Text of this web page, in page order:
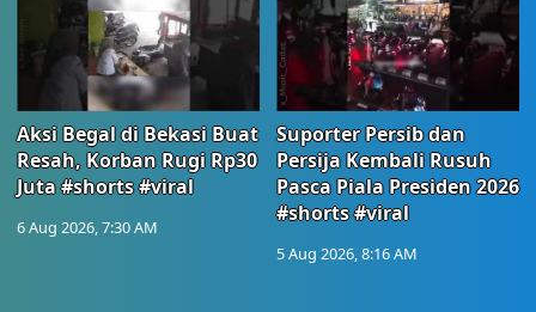
Aksi Begal di Bekasi Buat
Resah, Korban Rugi Rp30
Juta #shorts #viral
6 Aug 2026, 7:30 AM
Suporter Persib dan
Persija Kembali Rusuh
Pasca Piala Presiden 2026
#shorts #viral
5 Aug 2026, 8:16 AM